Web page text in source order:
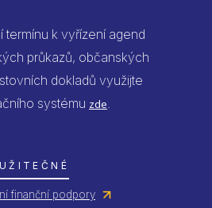
termínu k vyřízení agend
průkazů, občanských
dokladů využijte
systému zde.
UŽITEČNÉ
finanční podpory